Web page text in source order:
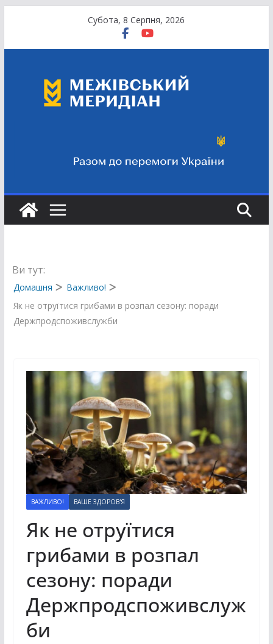
вмісту
Субота, 8 Серпня, 2026
Ви тут:
Домашня
Важливо!
Як не отруїтися грибами в розпал сезону: поради
Держпродспоживслужби
ВАЖЛИВО! ВАШЕ ЗДОРОВ'Я
Як не отруїтися
грибами в розпал
сезону: поради
Держпродспоживслуж
би